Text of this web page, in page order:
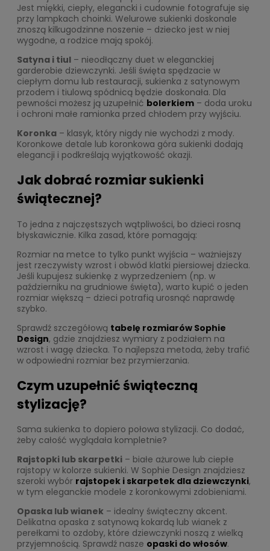
Jest miękki, ciepły, elegancki i cudownie fotografuje się
przy lampkach choinki. Welurowe sukienki doskonale
znoszą kilkugodzinne noszenie – dziecko jest w niej
wygodne, a rodzice mają spokój.
Satyna i tiul – nieodłączny duet w eleganckiej
garderobie dziewczynki. Jeśli święta spędzacie w
ciepłym domu lub restauracji, sukienka z satynowym
przodem i tiulową spódnicą będzie doskonała. Dla
pewności możesz ją uzupełnić bolerkiem – doda uroku
i ochroni małe ramionka przed chłodem przy wyjściu.
Koronka – klasyk, który nigdy nie wychodzi z mody.
Koronkowe detale lub koronkowa góra sukienki dodają
elegancji i podkreślają wyjątkowość okazji.
Jak dobrać rozmiar sukienki
świątecznej?
To jedna z najczęstszych wątpliwości, bo dzieci rosną
błyskawicznie. Kilka zasad, które pomagają:
Rozmiar na metce to tylko punkt wyjścia – ważniejszy
jest rzeczywisty wzrost i obwód klatki piersiowej dziecka.
Jeśli kupujesz sukienkę z wyprzedzeniem (np. w
październiku na grudniowe święta), warto kupić o jeden
rozmiar większą – dzieci potrafią urosnąć naprawdę
szybko.
Sprawdź szczegółową tabelę rozmiarów Sophie
Design, gdzie znajdziesz wymiary z podziałem na
wzrost i wagę dziecka. To najlepsza metoda, żeby trafić
w odpowiedni rozmiar bez przymierzania.
Czym uzupełnić świąteczną
stylizację?
Sama sukienka to dopiero połowa stylizacji. Co dodać,
żeby całość wyglądała kompletnie?
Rajstopki lub skarpetki – białe ażurowe lub ciepłe
rajstopy w kolorze sukienki. W Sophie Design znajdziesz
szeroki wybór rajstopek i skarpetek dla dziewczynki,
w tym eleganckie modele z koronkowymi zdobieniami.
Opaska lub wianek – idealny świąteczny akcent.
Delikatna opaska z satynową kokardą lub wianek z
perełkami to ozdoby, które dziewczynki noszą z wielką
przyjemnością. Sprawdź nasze opaski do włosów.